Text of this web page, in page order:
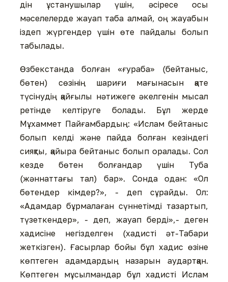
дін ұстанушылар үшін, әсіресе осы
мәселелерде жауап таба алмай, оң жауабын
іздеп жүргендер үшін өте пайдалы болып
табылады.
Өзбекстанда болған «ғураба» (бейтаныс,
бөтен) сөзінің шариғи мағынасын қате
түсінудің қайғылы нәтижеге әкелгенін мысал
ретінде келтіруге болады. Бұл жерде
Мұхаммет Пайғамбардың: «Ислам бейтаныс
болып келді және пайда болған кезіндегі
сияқты, қайыра бейтаныс болып оралады. Сол
кезде бөтен болғандар үшін Туба
(жәннаттағы тал) бар». Сонда одан: «Ол
бөтендер кімдер?», - деп сұрайды. Ол:
«Адамдар бұрмалаған сүннетімді тазартып,
түзеткендер», - деп, жауап берді»,- деген
хадисіне негізделген (хадисті әт-Табари
жеткізген). Ғасырлар бойы бұл хадис өзіне
көптеген адамдардың назарын аудартқан.
Көптеген мұсылмандар бұл хадисті Ислам